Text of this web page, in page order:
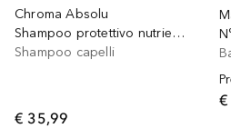
Chroma Absolu
Shampoo protettivo nutriente per tutti i tipi di capelli colorati, sensibilizzati o danneggiati
Shampoo capelli
€ 35,99
€